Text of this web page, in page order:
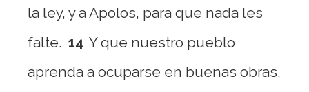
la ley, y a Apolos, para que nada les
falte. 14 Y que nuestro pueblo
aprenda a ocuparse en buenas obras,